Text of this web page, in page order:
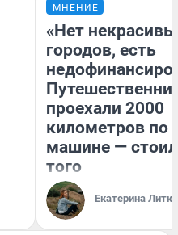
МНЕНИЕ
«Нет
городов, есть
проехали 2000
километров по
машине —
того
Екатерина